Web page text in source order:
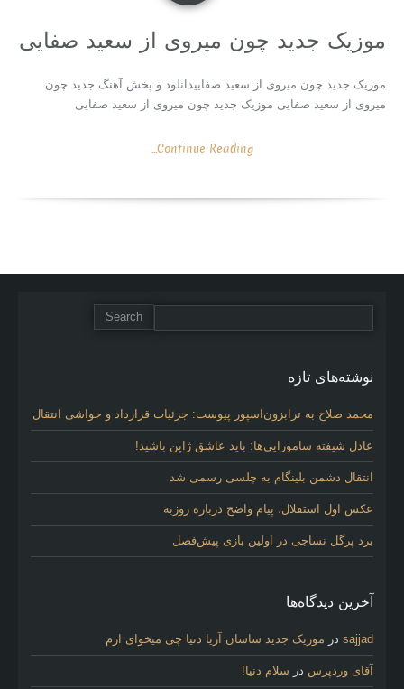
موزیک جدید چون میروی از سعید صفایی
موزیک جدید چون میروی از سعید صفاییدانلود و پخش آهنگ جدید چون
میروی از سعید صفایی موزیک جدید چون میروی از سعید صفایی
Continue Reading...
نوشته‌های تازه
محمد صلاح به ترابزون‌اسپور پیوست: جزئیات قرارداد و حواشی انتقال
عادل شیفته سامورایی‌ها: باید عاشق ژاپن باشید!
انتقال دشمن بلینگام به چلسی رسمی شد
عکس اول استقلال، پیام واضح درباره روزبه
برد پرگل نساجی در اولین بازی پیش‌فصل
آخرین دیدگاه‌ها
sajjad در موزیک جدید ساسان آریا دنیا چی میخوای ازم
آقای وردپرس در سلام دنیا!